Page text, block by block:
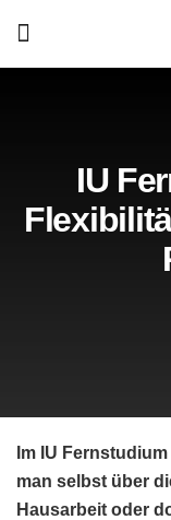
IU
Im IU
man selbst über
Hausarbeit oder